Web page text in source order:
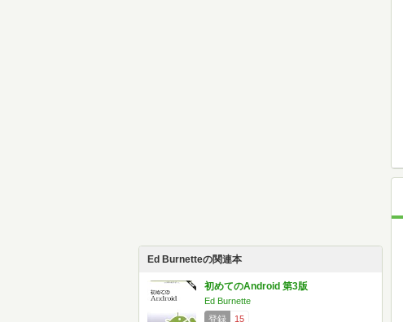
Ed Burnetteの関連本
初めてのAndroid 第3版
Ed Burnette
登録
15